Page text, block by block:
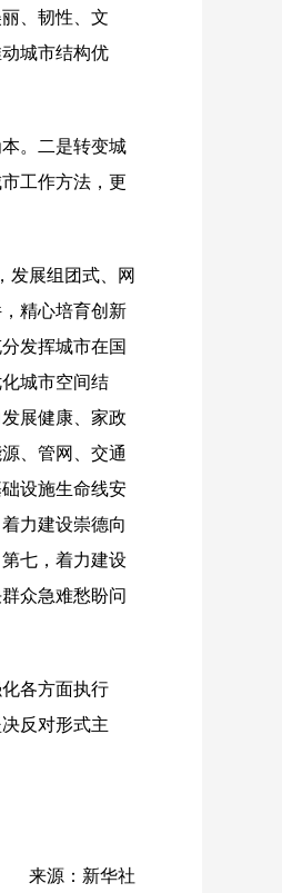
、韧性、文
城市结构优
。二是转变城
工作方法，更
发展组团式、网
精心培育创新
发挥城市在国
城市空间结
展健康、家政
、管网、交通
设施生命线安
力建设崇德向
七，着力建设
众急难愁盼问
各方面执行
反对形式主
来源：新华社